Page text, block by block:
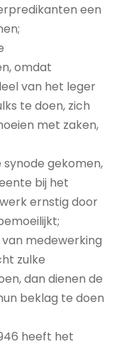
een
omdat
van het leger
te doen, zich
met zaken,
gekomen,
bij het
ernstig door
medewerking
zulke
dan dienen de
beklag te doen
heeft het